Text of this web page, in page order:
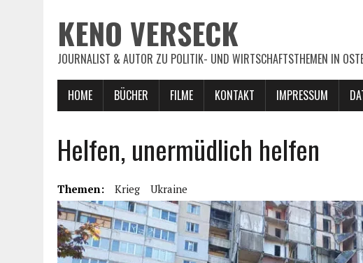
KENO VERSECK
JOURNALIST & AUTOR ZU POLITIK- UND WIRTSCHAFTSTHEMEN IN
HOME BÜCHER FILME KONTAKT IMPRESSUM
Helfen, unermüdlich helfen
Themen: Krieg Ukraine